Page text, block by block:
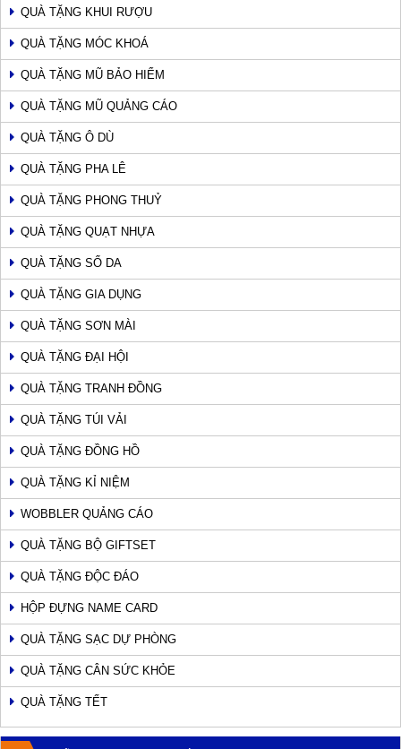
QUÀ TẶNG KHUI RƯỢU
QUÀ TẶNG MÓC KHOÁ
QUÀ TẶNG MŨ BẢO HIỂM
QUÀ TẶNG MŨ QUẢNG CÁO
QUÀ TẶNG Ô DÙ
QUÀ TẶNG PHA LÊ
QUÀ TẶNG PHONG THUỶ
QUÀ TẶNG QUẠT NHỰA
QUÀ TẶNG SỔ DA
QUÀ TẶNG GIA DỤNG
QUÀ TẶNG SƠN MÀI
QUÀ TẶNG ĐẠI HỘI
QUÀ TẶNG TRANH ĐỒNG
QUÀ TẶNG TÚI VẢI
QUÀ TẶNG ĐỒNG HỒ
QUÀ TẶNG KỈ NIỆM
WOBBLER QUẢNG CÁO
QUÀ TẶNG BỘ GIFTSET
QUÀ TẶNG ĐỘC ĐÁO
HỘP ĐỰNG NAME CARD
QUÀ TẶNG SẠC DỰ PHÒNG
QUÀ TẶNG CÂN SỨC KHỎE
QUÀ TẶNG TẾT